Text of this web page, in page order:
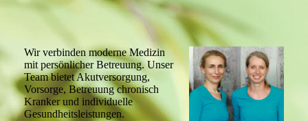
Wir verbinden moderne Medizin
mit persönlicher Betreuung. Unser
Team bietet Akutversorgung,
Vorsorge, Betreuung chronisch
Kranker und individuelle
Gesundheitsleistungen.